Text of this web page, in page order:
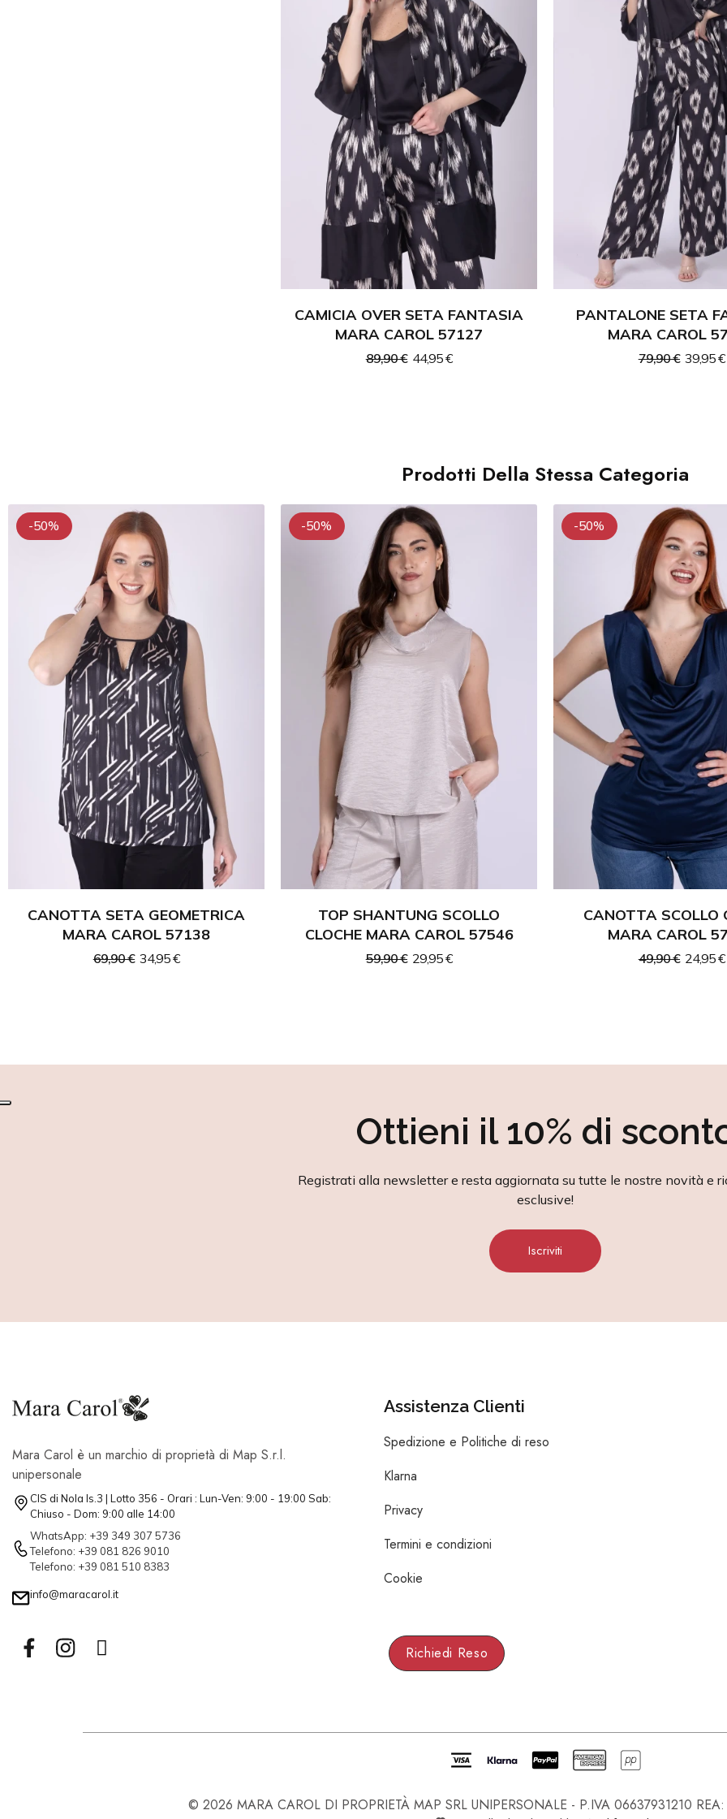
CAMICIA OVER SETA FANTASIA
MARA CAROL 57127
89,90 € 44,95 €
PANTALONE SETA
MARA CAROL
79,90 € 39,95 €
Prodotti Della Stessa Categoria
-50%
CANOTTA SETA GEOMETRICA
MARA CAROL 57138
69,90 € 34,95 €
-50%
TOP SHANTUNG SCOLLO
CLOCHE MARA CAROL 57546
59,90 € 29,95 €
-50%
CANOTTA SCOLLO
MARA CAROL
49,90 € 24,95 €
Ottieni il 10% di
Registrati alla newsletter e resta aggiornata su tutte le nostre novità e
esclusive!
Iscriviti
Mara Carol è un marchio di proprietà di Map S.r.l.
unipersonale
CIS di Nola Is.3 | Lotto 356 - Orari : Lun-Ven: 9:00 - 19:00 Sab:
Chiuso - Dom: 9:00 alle 14:00
WhatsApp: +39 349 307 5736
Telefono: +39 081 826 9010
Telefono: +39 081 510 8383
info@maracarol.it
Assistenza Clienti
Spedizione e Politiche di reso
Klarna
Privacy
Termini e condizioni
Cookie
Richiedi Reso
© 2026 MARA CAROL DI PROPRIETÀ MAP SRL UNIPERSONALE - P.IVA 06637931210